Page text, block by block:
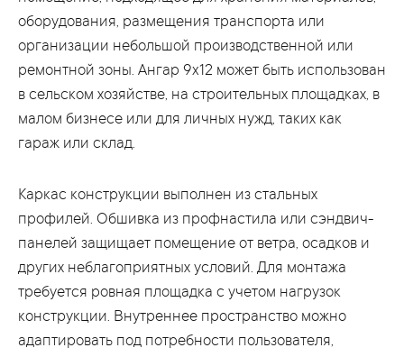
оборудования, размещения транспорта или
организации небольшой производственной или
ремонтной зоны. Ангар 9x12 может быть использован
в сельском хозяйстве, на строительных площадках, в
малом бизнесе или для личных нужд, таких как
гараж или склад.
Каркас конструкции выполнен из стальных
профилей. Обшивка из профнастила или сэндвич-
панелей защищает помещение от ветра, осадков и
других неблагоприятных условий. Для монтажа
требуется ровная площадка с учетом нагрузок
конструкции. Внутреннее пространство можно
адаптировать под потребности пользователя,